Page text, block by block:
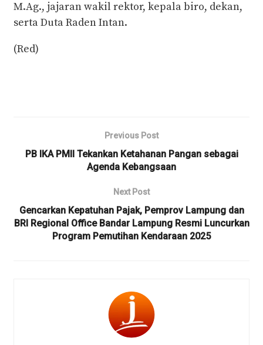
M.Ag., jajaran wakil rektor, kepala biro, dekan,
serta Duta Raden Intan.
(Red)
Previous Post
PB IKA PMII Tekankan Ketahanan Pangan sebagai
Agenda Kebangsaan
Next Post
Gencarkan Kepatuhan Pajak, Pemprov Lampung dan
BRI Regional Office Bandar Lampung Resmi Luncurkan
Program Pemutihan Kendaraan 2025